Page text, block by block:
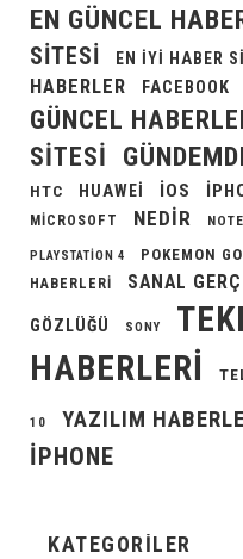
EN GÜNCEL
SITESI
EN IYI HABER
HABERLER
FACEBOOK
GÜNCEL
SITESI
HTC
HUAWEI IOS
MICROSOFT NEDIR
PLAYSTATION 4 POKEMON GO
HABERLERI
SANAL
GÖZLÜĞÜ SONY
HABERLERI
10 YAZILIM
İPHONE
KATEGORILER